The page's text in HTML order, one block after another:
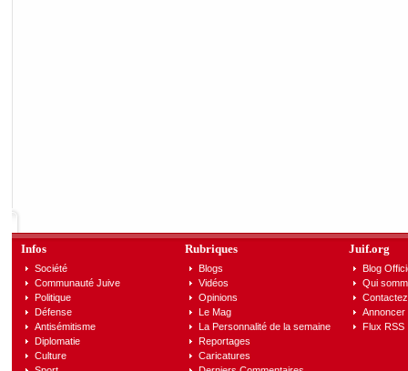
Infos
Société
Communauté Juive
Politique
Défense
Antisémitisme
Diplomatie
Culture
Rubriques
Blogs
Vidéos
Opinions
Le Mag
La Personnalité de la semaine
Reportages
Caricatures
Juif.org
Blog
Qui
Annoncer
Flux RSS